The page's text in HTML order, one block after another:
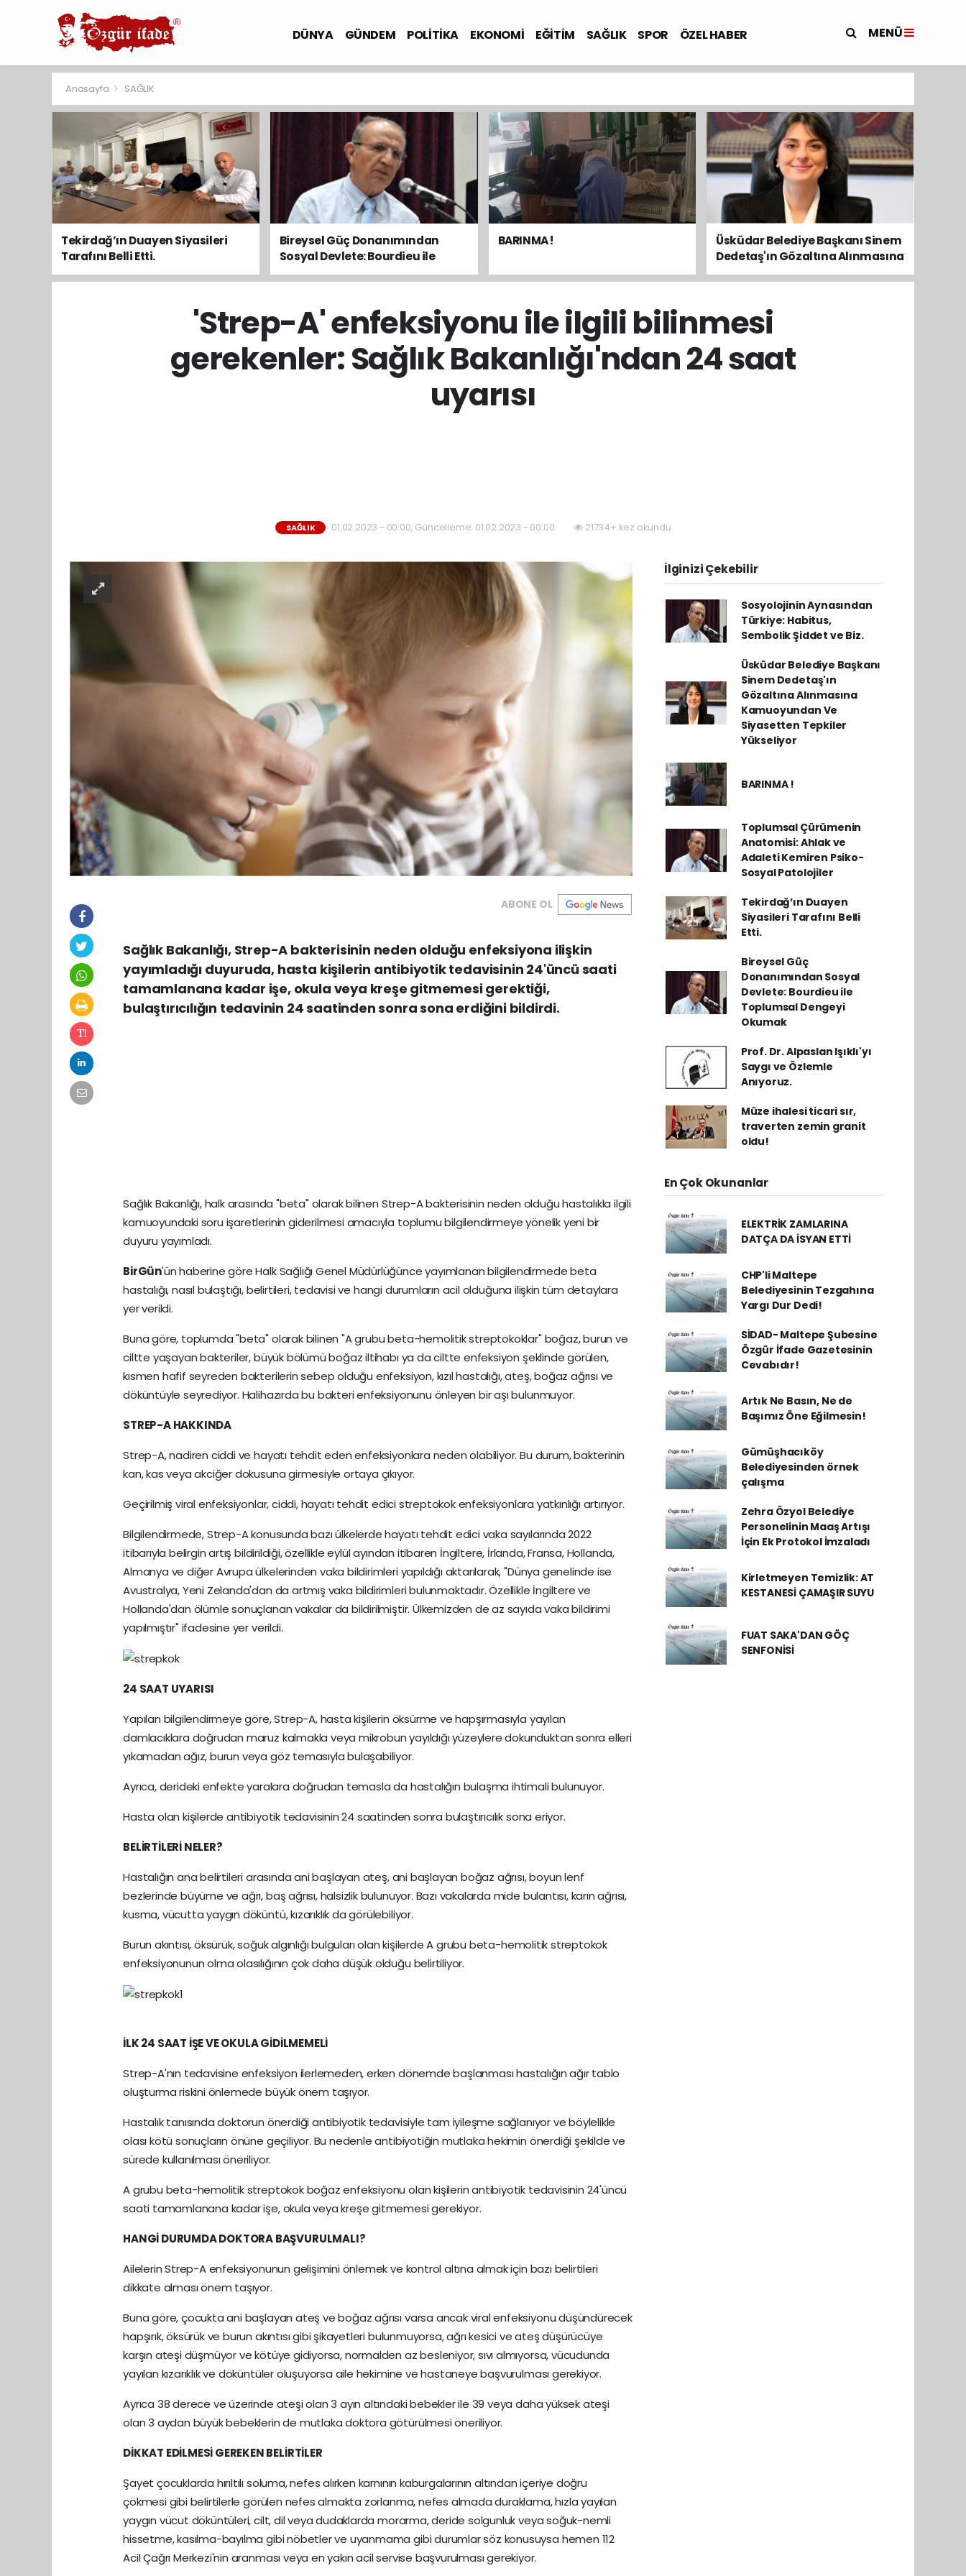
DÜNYA GÜNDEM POLİTİKA EKONOMİ EĞİTİM SAĞLIK SPOR ÖZEL HABER MENÜ
Anasayfa SAĞLIK
Tekirdağ’ın Duayen Siyasileri
Tarafını Belli Etti.
Bireysel Güç Donanımından
Sosyal Devlete: Bourdieu ile
Toplumsal Dengeyi Okumak
BARINMA !
Üsküdar Belediye Başkanı Sinem
Dedetaş'ın Gözaltına Alınmasına
Kamuoyundan Ve Siyasetten
'Strep-A' enfeksiyonu ile ilgili bilinmesi
gerekenler: Sağlık Bakanlığı'ndan 24 saat
uyarısı
SAĞLIK 01.02.2023 - 00:00, Güncelleme: 01.02.2023 - 00:00 21734+ kez okundu.
ABONE OL
Sağlık Bakanlığı, Strep-A bakterisinin neden olduğu enfeksiyona ilişkin
yayımladığı duyuruda, hasta kişilerin antibiyotik tedavisinin 24'üncü saati
tamamlanana kadar işe, okula veya kreşe gitmemesi gerektiği,
bulaştırıcılığın tedavinin 24 saatinden sonra sona erdiğini bildirdi.
Sağlık Bakanlığı, halk arasında "beta" olarak bilinen Strep-A bakterisinin neden olduğu hastalıkla ilgili
kamuoyundaki soru işaretlerinin giderilmesi amacıyla toplumu bilgilendirmeye yönelik yeni bir
duyuru yayımladı.
BirGün'ün haberine göre Halk Sağlığı Genel Müdürlüğünce yayımlanan bilgilendirmede beta
hastalığı, nasıl bulaştığı, belirtileri, tedavisi ve hangi durumların acil olduğuna ilişkin tüm detaylara
yer verildi.
Buna göre, toplumda "beta" olarak bilinen "A grubu beta-hemolitik streptokoklar" boğaz, burun ve
ciltte yaşayan bakteriler, büyük bölümü boğaz iltihabı ya da ciltte enfeksiyon şeklinde görülen,
kısmen hafif seyreden bakterilerin sebep olduğu enfeksiyon, kızıl hastalığı, ateş, boğaz ağrısı ve
döküntüyle seyrediyor. Halihazırda bu bakteri enfeksiyonunu önleyen bir aşı bulunmuyor.
STREP-A HAKKINDA
Strep-A, nadiren ciddi ve hayatı tehdit eden enfeksiyonlara neden olabiliyor. Bu durum, bakterinin
kan, kas veya akciğer dokusuna girmesiyle ortaya çıkıyor.
Geçirilmiş viral enfeksiyonlar, ciddi, hayatı tehdit edici streptokok enfeksiyonlara yatkınlığı artırıyor.
Bilgilendirmede, Strep-A konusunda bazı ülkelerde hayatı tehdit edici vaka sayılarında 2022
itibarıyla belirgin artış bildirildiği, özellikle eylül ayından itibaren İngiltere, İrlanda, Fransa, Hollanda,
Almanya ve diğer Avrupa ülkelerinden vaka bildirimleri yapıldığı aktarılarak, "Dünya genelinde ise
Avustralya, Yeni Zelanda'dan da artmış vaka bildirimleri bulunmaktadır. Özellikle İngiltere ve
Hollanda'dan ölümle sonuçlanan vakalar da bildirilmiştir. Ülkemizden de az sayıda vaka bildirimi
yapılmıştır" ifadesine yer verildi.
24 SAAT UYARISI
Yapılan bilgilendirmeye göre, Strep-A, hasta kişilerin öksürme ve hapşırmasıyla yayılan
damlacıklara doğrudan maruz kalmakla veya mikrobun yayıldığı yüzeylere dokunduktan sonra elleri
yıkamadan ağız, burun veya göz temasıyla bulaşabiliyor.
Ayrıca, derideki enfekte yaralara doğrudan temasla da hastalığın bulaşma ihtimali bulunuyor.
Hasta olan kişilerde antibiyotik tedavisinin 24 saatinden sonra bulaştırıcılık sona eriyor.
BELİRTİLERİ NELER?
Hastalığın ana belirtileri arasında ani başlayan ateş, ani başlayan boğaz ağrısı, boyun lenf
bezlerinde büyüme ve ağrı, baş ağrısı, halsizlik bulunuyor. Bazı vakalarda mide bulantısı, karın ağrısı,
kusma, vücutta yaygın döküntü, kızarıklık da görülebiliyor.
Burun akıntısı, öksürük, soğuk algınlığı bulguları olan kişilerde A grubu beta-hemolitik streptokok
enfeksiyonunun olma olasılığının çok daha düşük olduğu belirtiliyor.
İLK 24 SAAT İŞE VE OKULA GİDİLMEMELİ
Strep-A'nın tedavisine enfeksiyon ilerlemeden, erken dönemde başlanması hastalığın ağır tablo
oluşturma riskini önlemede büyük önem taşıyor.
Hastalık tanısında doktorun önerdiği antibiyotik tedavisiyle tam iyileşme sağlanıyor ve böylelikle
olası kötü sonuçların önüne geçiliyor. Bu nedenle antibiyotiğin mutlaka hekimin önerdiği şekilde ve
sürede kullanılması öneriliyor.
A grubu beta-hemolitik streptokok boğaz enfeksiyonu olan kişilerin antibiyotik tedavisinin 24'üncü
saati tamamlanana kadar işe, okula veya kreşe gitmemesi gerekiyor.
HANGİ DURUMDA DOKTORA BAŞVURULMALI?
Ailelerin Strep-A enfeksiyonunun gelişimini önlemek ve kontrol altına almak için bazı belirtileri
dikkate alması önem taşıyor.
Buna göre, çocukta ani başlayan ateş ve boğaz ağrısı varsa ancak viral enfeksiyonu düşündürecek
hapşırık, öksürük ve burun akıntısı gibi şikayetleri bulunmuyorsa, ağrı kesici ve ateş düşürücüye
karşın ateşi düşmüyor ve kötüye gidiyorsa, normalden az besleniyor, sıvı almıyorsa, vücudunda
yayılan kızarıklık ve döküntüler oluşuyorsa aile hekimine ve hastaneye başvurulması gerekiyor.
Ayrıca 38 derece ve üzerinde ateşi olan 3 ayın altındaki bebekler ile 39 veya daha yüksek ateşi
olan 3 aydan büyük bebeklerin de mutlaka doktora götürülmesi öneriliyor.
DİKKAT EDİLMESİ GEREKEN BELİRTİLER
Şayet çocuklarda hırıltılı soluma, nefes alırken karnının kaburgalarının altından içeriye doğru
çökmesi gibi belirtilerle görülen nefes almakta zorlanma, nefes almada duraklama, hızla yayılan
yaygın vücut döküntüleri, cilt, dil veya dudaklarda morarma, deride solgunluk veya soğuk-nemli
hissetme, kasılma-bayılma gibi nöbetler ve uyanmama gibi durumlar söz konusuysa hemen 112
Acil Çağrı Merkezi'nin aranması veya en yakın acil servise başvurulması gerekiyor.
İlginizi Çekebilir
Sosyolojinin Aynasından
Türkiye: Habitus,
Sembolik Şiddet ve Biz.
Üsküdar Belediye Başkanı
Sinem Dedetaş'ın
Gözaltına Alınmasına
Kamuoyundan Ve
Siyasetten Tepkiler
Yükseliyor
BARINMA !
Toplumsal Çürümenin
Anatomisi: Ahlak ve
Adaleti Kemiren Psiko-
Sosyal Patolojiler
Tekirdağ’ın Duayen
Siyasileri Tarafını Belli
Etti.
Bireysel Güç
Donanımından Sosyal
Devlete: Bourdieu ile
Toplumsal Dengeyi
Okumak
Prof. Dr. Alpaslan Işıklı'yı
Saygı ve Özlemle
Anıyoruz.
Müze ihalesi ticari sır,
traverten zemin granit
oldu!
En Çok Okunanlar
ELEKTRİK ZAMLARINA
DATÇA DA İSYAN ETTİ
CHP'li Maltepe
Belediyesinin Tezgahına
Yargı Dur Dedi!
SİDAD- Maltepe Şubesine
Özgür İfade Gazetesinin
Cevabıdır!
Artık Ne Basın, Ne de
Başımız Öne Eğilmesin!
Gümüşhacıköy
Belediyesinden örnek
çalışma
Zehra Özyol Belediye
Personelinin Maaş Artışı
İçin Ek Protokol İmzaladı
Kirletmeyen Temizlik: AT
KESTANESİ ÇAMAŞIR SUYU
FUAT SAKA'DAN GÖÇ
SENFONİSİ